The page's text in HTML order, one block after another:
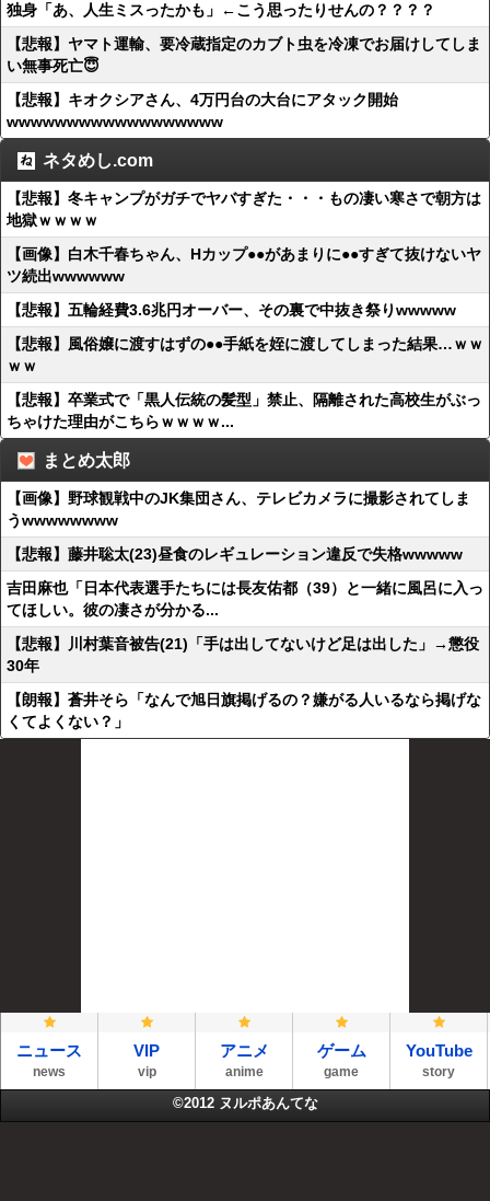
独身「あ、人生ミスったかも」←こう思ったりせんの？？？？
【悲報】ヤマト運輸、要冷蔵指定のカブト虫を冷凍でお届けしてしま
い無事死亡😇
【悲報】キオクシアさん、4万円台の大台にアタック開始
wwwwwwwwwwwwwwwwww
ネタめし.com
【悲報】冬キャンプがガチでヤバすぎた・・・もの凄い寒さで朝方は
地獄ｗｗｗｗ
【画像】白木千春ちゃん、Hカップ●●があまりに●●すぎて抜けないヤ
ツ続出wwwwww
【悲報】五輪経費3.6兆円オーバー、その裏で中抜き祭りwwwww
【悲報】風俗嬢に渡すはずの●●手紙を姪に渡してしまった結果…ｗｗ
ｗｗ
【悲報】卒業式で「黒人伝統の髪型」禁止、隔離された高校生がぶっ
ちゃけた理由がこちらｗｗｗｗ...
まとめ太郎
【画像】野球観戦中のJK集団さん、テレビカメラに撮影されてしま
うwwwwwwww
【悲報】藤井聡太(23)昼食のレギュレーション違反で失格wwwww
吉田麻也「日本代表選手たちには長友佑都（39）と一緒に風呂に入っ
てほしい。彼の凄さが分かる...
【悲報】川村葉音被告(21)「手は出してないけど足は出した」→懲役
30年
【朗報】蒼井そら「なんで旭日旗掲げるの？嫌がる人いるなら掲げな
くてよくない？」
ニュース
news
VIP
vip
アニメ
anime
ゲーム
game
YouTube
story
©2012 ヌルポあんてな